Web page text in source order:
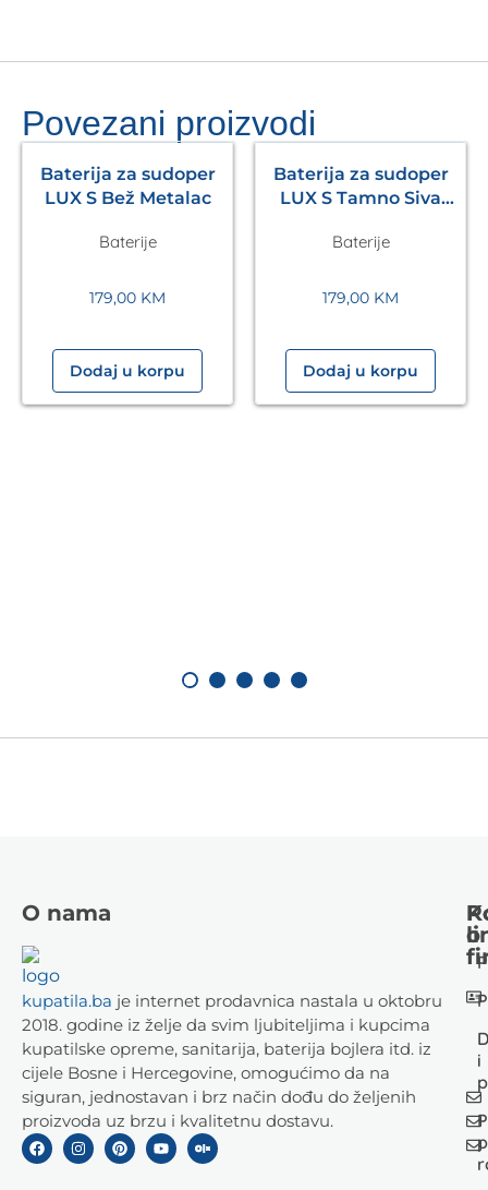
Povezani proizvodi
Baterija za sudoper
LUX S Bež Metalac
Baterije
179,00 KM
Dodaj u korpu
Baterija za sudoper
LUX S Tamno Siva
Baterije
179,00 KM
Dodaj u korpu
O nama
kupatila.ba je internet prodavnica nastala u oktobru
2018. godine iz želje da svim ljubiteljima i kupcima
kupatilske opreme, sanitarija, baterija bojlera itd. iz
cijele Bosne i Hercegovine, omogućimo da na
siguran, jednostavan i brz način dođu do željenih
proizvoda uz brzu i kvalitetnu dostavu.
i
o